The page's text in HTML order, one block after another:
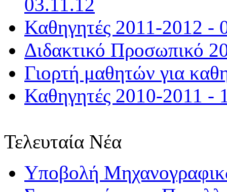
Καθηγητές 2011-2012 -
Διδακτικό Προσωπικό
Γιορτή μαθητών για
Καθηγητές 2010-2011 -
Τελευταία Νέα
Υποβολή